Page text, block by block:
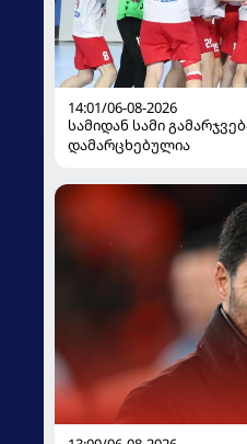
14:01/06-08-2026
სამიდან სამი
დამარცხებულია